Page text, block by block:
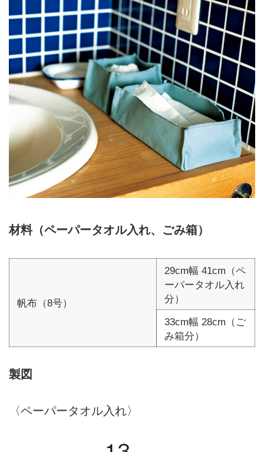
材料（ペーパータオル入れ、ごみ箱）
帆布（8号）
29cm幅 41cm（ペ
ーパータオル入れ
分）
33cm幅 28cm（ご
み箱分）
製図
〈ペーパータオル入れ〉